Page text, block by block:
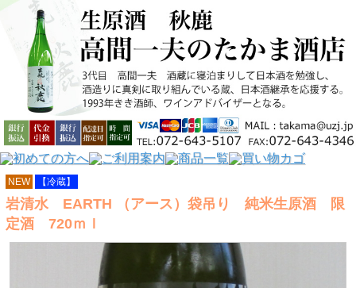
NEW 【冷蔵】
岩清水 EARTH （アース）袋吊り 純米生原酒 限
定酒 720ｍｌ